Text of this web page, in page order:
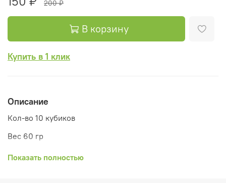
200 ₽
В корзину
Купить в 1 клик
Описание
Кол-во 10 кубиков
Вес 60 гр
Поместите 1 кубик в аромалампу и зажгите под ней
Показать полностью